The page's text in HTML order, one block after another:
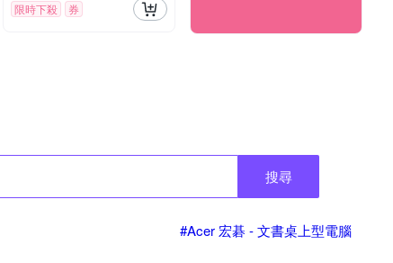
限時下殺 券
搜尋
#Acer 宏碁 - 文書桌上型電腦